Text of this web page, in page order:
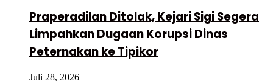
Praperadilan Ditolak, Kejari Sigi Segera
Limpahkan Dugaan Korupsi Dinas
Peternakan ke Tipikor
Juli 28, 2026